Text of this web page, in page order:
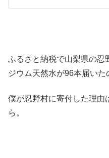
ふるさと納税で山梨県の忍
ジウム天然水が96本届いた
僕が忍野村に寄付した理由
ら。